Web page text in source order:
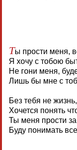
Ты прости меня,
Я хочу с тобою
Не гони меня,
Лишь бы мне с
Без тебя не
Хочется понять
Ты меня прости
Буду понимать